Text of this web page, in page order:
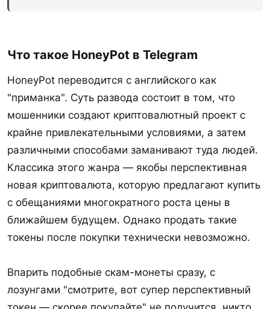
Что такое HoneyPot в Telegram​
HoneyPot переводится с английского как
"приманка". Суть развода состоит в том, что
мошенники создают криптовалютный проект с
крайне привлекательными условиями, а затем
различными способами заманивают туда людей.
Классика этого жанра — якобы перспективная
новая криптовалюта, которую предлагают купить
с обещаниями многократного роста цены в
ближайшем будущем. Однако продать такие
токены после покупки технически невозможно.
Впарить подобные скам-монеты сразу, с
лозунгами "смотрите, вот супер перспективный